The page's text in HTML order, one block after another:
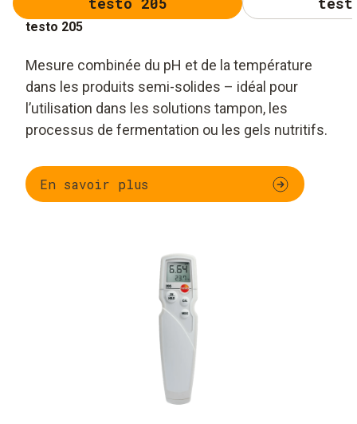
testo 205
Mesure combinée du pH et de la température
dans les produits semi-solides – idéal pour
l’utilisation dans les solutions tampon, les
processus de fermentation ou les gels nutritifs.
En savoir plus